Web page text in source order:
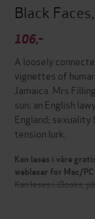
Black
106,-
A loosely
vignettes of
Jamaica. Mrs
sun; an English
England;
tension lurk.
Kan leses i våre
webleser for Mac/PC
Kan leses i iBooks,